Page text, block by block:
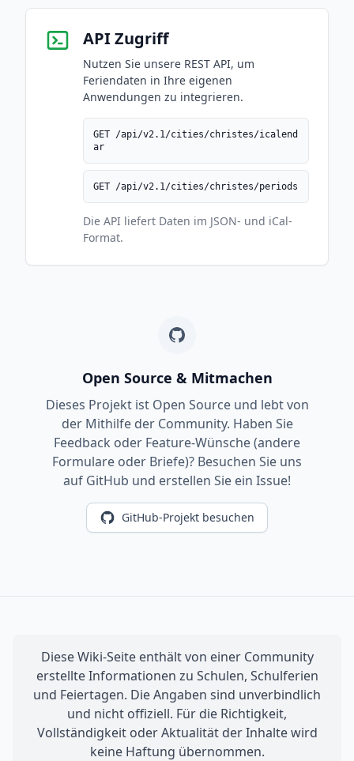
API Zugriff
Nutzen Sie unsere REST API, um
Feriendaten in Ihre eigenen
Anwendungen zu integrieren.
GET /api/v2.1/cities/christes/icalend
ar
GET /api/v2.1/cities/christes/periods
Die API liefert Daten im JSON- und iCal-
Format.
Open Source & Mitmachen
Dieses Projekt ist Open Source und lebt von
der Mithilfe der Community. Haben Sie
Feedback oder Feature-Wünsche (andere
Formulare oder Briefe)? Besuchen Sie uns
auf GitHub und erstellen Sie ein Issue!
GitHub-Projekt besuchen
Diese Wiki-Seite enthält von einer Community
erstellte Informationen zu Schulen, Schulferien
und Feiertagen. Die Angaben sind unverbindlich
und nicht offiziell. Für die Richtigkeit,
Vollständigkeit oder Aktualität der Inhalte wird
keine Haftung übernommen.